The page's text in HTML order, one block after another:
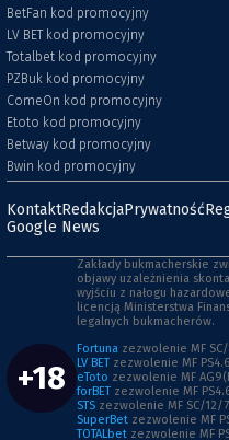
BetFan kod promocyjny
LV BET kod promocyjny
Totalbet kod promocyjny
PZBuk kod promocyjny
ComeOn kod promocyjny
Etoto kod promocyjny
Betway kod promocyjny
Bwin kod promocyjny
KontaktRedakcjaPrywatność
Google News
+18
Zakłady bukmacherskie
objawy uzależnienia
wyjściu z nałogu
licencją Ministerstwa
legalnych bukmacherów.
Fortuna zezwolenie MF SC/
LV BET zezwolenie MF
eToto zezwolenie MF
forBET zezwolenie MF
STS zezwolenie MF SC/12/
SuperBet zezwolenie MF
TOTALbet zezwolenie MF